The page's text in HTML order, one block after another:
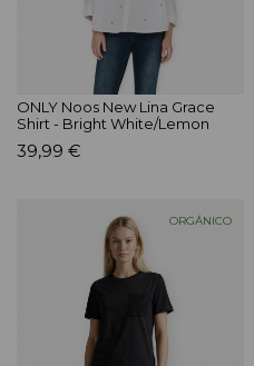
ONLY Noos New Lina Grace
Shirt - Bright White/Lemon
39,99 €
ORGÁNICO